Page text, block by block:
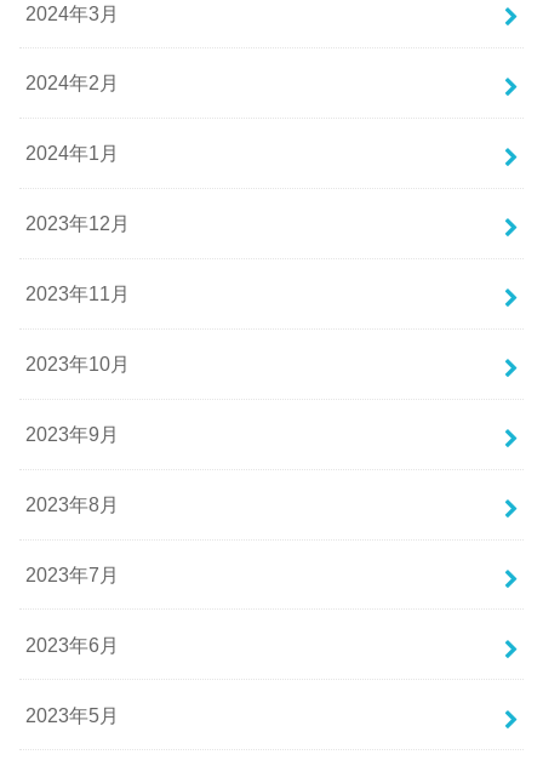
2024年3月
2024年2月
2024年1月
2023年12月
2023年11月
2023年10月
2023年9月
2023年8月
2023年7月
2023年6月
2023年5月